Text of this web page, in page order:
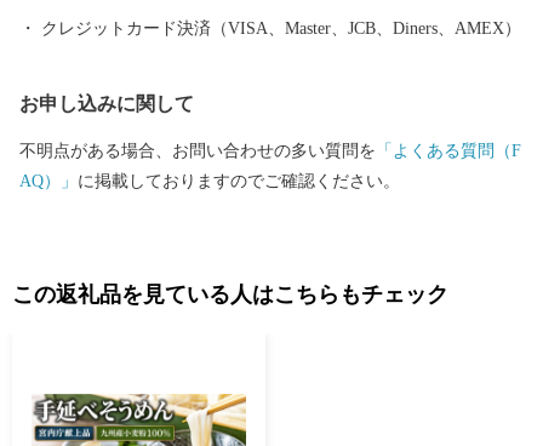
クレジットカード決済（VISA、Master、JCB、Diners、AMEX）
お申し込みに関して
不明点がある場合、お問い合わせの多い質問を 「よくある質問（F
AQ）」 に掲載しておりますのでご確認ください。
この返礼品を見ている人はこちらもチェック